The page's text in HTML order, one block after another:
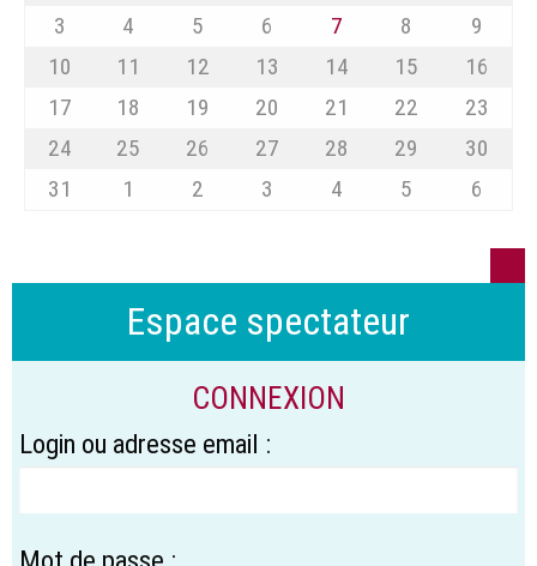
3
4 5 6 7 8
9
10
11 12 13 14 15
16
17
18 19 20 21 22
23
24
25 26 27 28 29
30
31
1 2 3 4 5 6
Espace spectateur
CONNEXION
Login ou adresse email :